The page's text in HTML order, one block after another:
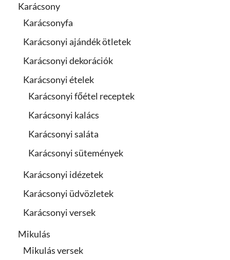
Karácsony
Karácsonyfa
Karácsonyi ajándék ötletek
Karácsonyi dekorációk
Karácsonyi ételek
Karácsonyi főétel receptek
Karácsonyi kalács
Karácsonyi saláta
Karácsonyi sütemények
Karácsonyi idézetek
Karácsonyi üdvözletek
Karácsonyi versek
Mikulás
Mikulás versek